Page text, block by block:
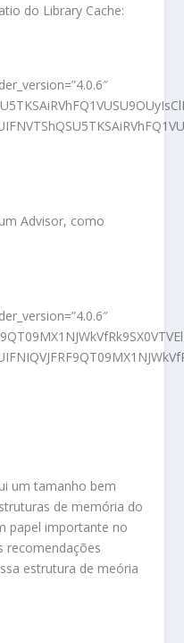
do Library Cache:
Advisor, como
um tamanho bem
de memória do
papel importante no
recomendações
estrutura de meória